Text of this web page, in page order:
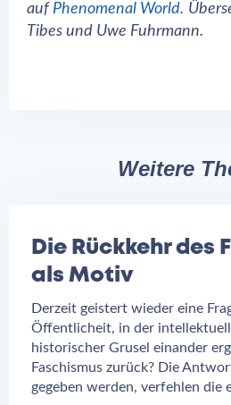
auf Phenomenal World.
Tibes und Uwe Fuhrmann.
Weitere
Die Rückkehr des
als Motiv
Derzeit geistert wieder eine
Öffentlicheit, in der
historischer Grusel einander
Faschismus zurück? Die
gegeben werden, verfehlen die